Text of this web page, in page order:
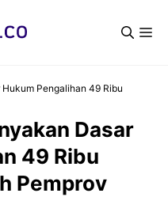
Pengalihan 49 Ribu
Dasar
49 Ribu
Pemprov